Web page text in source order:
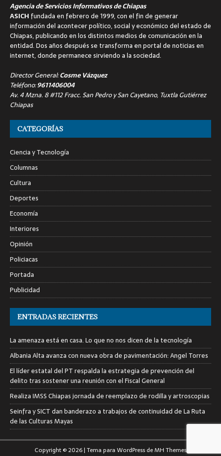
Agencia de Servicios Informativos de Chiapas
ASICH fundada en febrero de 1999, con el fin de generar
información del acontecer político, social y económico del estado de
Chiapas, publicando en los distintos medios de comunicación en la
entidad. Dos años después se transforma en portal de noticias en
internet, donde permanece sirviendo a la sociedad.
Director General:Cosme Vázquez
Teléfono:9611406004
Av. 4 Mzna. 8 #112 Fracc. San Pedro y San Cayetano, Tuxtla Gutiérrez
Chiapas
CATEGORÍAS
Ciencia y Tecnología
Columnas
Cultura
Deportes
Economía
Interiores
Opinión
Policiacas
Portada
Publicidad
ENTRADAS RECIENTES
La amenaza está en casa. Lo que no nos dicen de la tecnología
Albania Alta avanza con nueva obra de pavimentación: Angel Torres
El líder estatal del PT respalda la estrategia de prevención del
delito tras sostener una reunión con el Fiscal General
Realiza IMSS Chiapas jornada de reemplazo de rodilla y artroscopias
Seinfra y SICT dan banderazo a trabajos de continuidad de La Ruta
de las Culturas Mayas
Copyright © 2026 | Tema para WordPress deMH Themes